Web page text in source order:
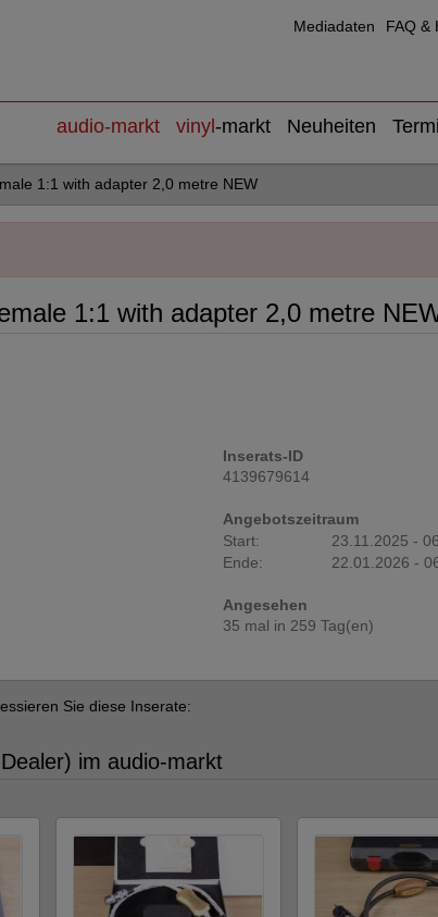
Mediadaten FAQ &
audio-markt vinyl -markt Neuheiten
1:1 with adapter 2,0 metre NEW
1:1 with adapter 2,0 metre
Inserats-ID
4139679614
Angebotszeitraum
Start:
23.11.2025 -
Ende:
22.01.2026 -
Angesehen
35 mal in 259 Tag(en)
Sie diese Inserate:
im audio-markt